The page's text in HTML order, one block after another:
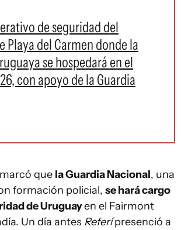
de seguridad del
Playa del Carmen donde la
se hospedará en el
con apoyo de la Guardia
que la Guardia Nacional, una
formación policial, se hará cargo
de Uruguayen el Fairmont
Un día antes Referípresenció a